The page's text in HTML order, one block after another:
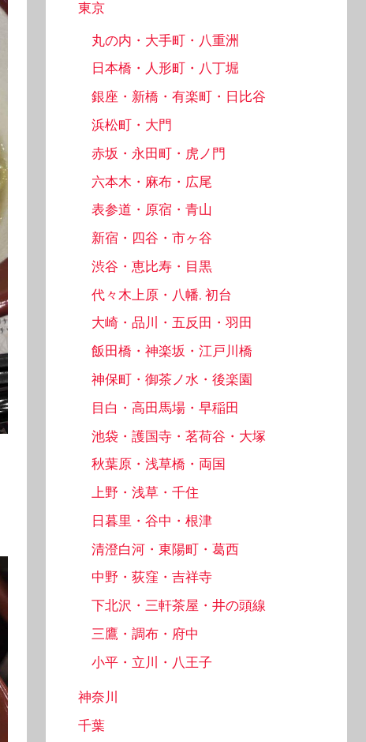
東京
丸の内・大手町・八重洲
日本橋・人形町・八丁堀
銀座・新橋・有楽町・日比谷
浜松町・大門
赤坂・永田町・虎ノ門
六本木・麻布・広尾
表参道・原宿・青山
新宿・四谷・市ヶ谷
渋谷・恵比寿・目黒
代々木上原・八幡, 初台
大崎・品川・五反田・羽田
飯田橋・神楽坂・江戸川橋
神保町・御茶ノ水・後楽園
目白・高田馬場・早稲田
池袋・護国寺・茗荷谷・大塚
秋葉原・浅草橋・両国
上野・浅草・千住
日暮里・谷中・根津
清澄白河・東陽町・葛西
中野・荻窪・吉祥寺
下北沢・三軒茶屋・井の頭線
三鷹・調布・府中
小平・立川・八王子
神奈川
千葉